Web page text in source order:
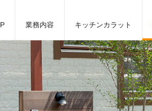
業務内容 キッチンカラット